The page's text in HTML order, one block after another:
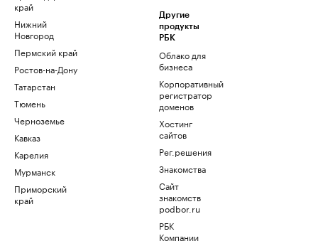
край
Нижний
Новгород
Пермский край
Ростов-на-Дону
Татарстан
Тюмень
Черноземье
Кавказ
Карелия
Мурманск
Приморский
край
Другие
продукты
РБК
Облако для
бизнеса
Корпоративный
регистратор
доменов
Хостинг
сайтов
Рег.решения
Знакомства
Сайт
знакомств
podbor.ru
РБК
Компании